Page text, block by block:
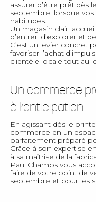
assurer d’être prêt dès
septembre, lorsque
habitudes.
Un magasin clair,
d’entrer, d’explorer et
C’est un levier concret
favoriser l’achat
clientèle locale tout au
Un commerce
à l’anticipation
En agissant dès le
commerce en un
parfaitement préparé
Grâce à son expertise
à sa maîtrise de la
Paul Champs vous
faire de votre point de
septembre et pour les